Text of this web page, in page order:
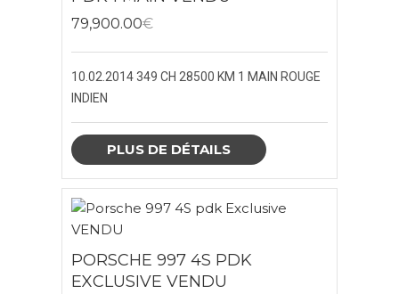
79,900.00€
10.02.2014349 CH 28500 KM 1 MAIN ROUGE
INDIEN
PLUS DE DÉTAILS
PORSCHE 997 4S PDK
EXCLUSIVE VENDU